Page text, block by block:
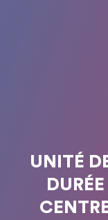
UNITÉ